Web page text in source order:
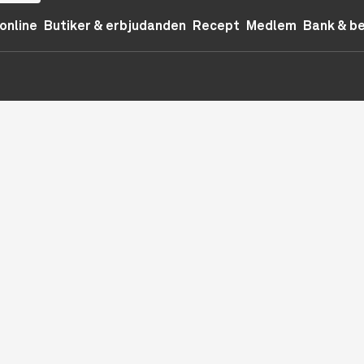
Butiker & erbjudanden Recept Medlem Bank &